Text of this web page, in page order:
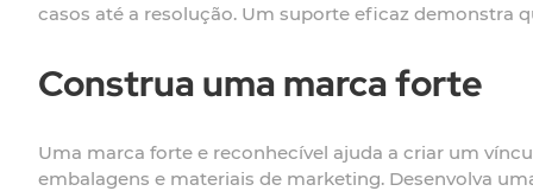
casos até a resolução. Um suporte eficaz demonstra
Construa uma marca forte
Uma marca forte e reconhecível ajuda a criar um
embalagens e materiais de marketing. Desenvolva